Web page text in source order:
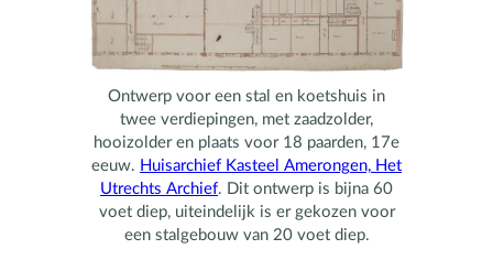
Ontwerp voor een stal en koetshuis in
twee verdiepingen, met zaadzolder,
hooizolder en plaats voor 18 paarden, 17e
eeuw. Huisarchief Kasteel Amerongen, Het
Utrechts Archief. Dit ontwerp is bijna 60
voet diep, uiteindelijk is er gekozen voor
een stalgebouw van 20 voet diep.